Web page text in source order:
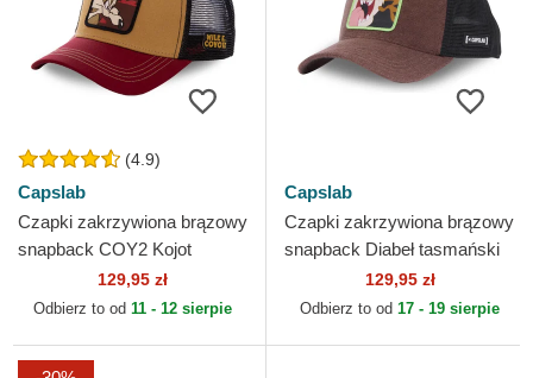
(4.9)
Capslab
Czapki zakrzywiona brązowy
snapback COY2 Kojot
Looney Tunes Capslab
129,95 zł
Odbierz to od 11 - 12 sierpie
Capslab
Czapki zakrzywiona brązowy
snapback Diabeł tasmański
Looney Tunes Capslab
129,95 zł
Odbierz to od 17 - 19 sierpie